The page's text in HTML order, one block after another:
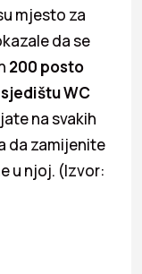
mjesto za
da se
200 posto
WC
na svakih
da zamijenite
u njoj. (Izvor: